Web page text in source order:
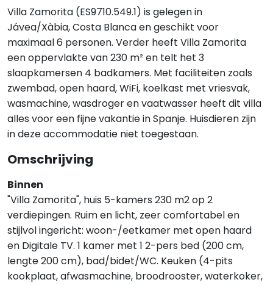
Villa Zamorita (ES9710.549.1) is gelegen in
Jávea/Xàbia, Costa Blanca en geschikt voor
maximaal 6 personen. Verder heeft Villa Zamorita
een oppervlakte van 230 m² en telt het 3
slaapkamersen 4 badkamers. Met faciliteiten zoals
zwembad, open haard, WiFi, koelkast met vriesvak,
wasmachine, wasdroger en vaatwasser heeft dit villa
alles voor een fijne vakantie in Spanje. Huisdieren zijn
in deze accommodatie niet toegestaan.
Omschrijving
Binnen
"Villa Zamorita", huis 5-kamers 230 m2 op 2
verdiepingen. Ruim en licht, zeer comfortabel en
stijlvol ingericht: woon-/eetkamer met open haard
en Digitale TV. 1 kamer met 1 2-pers bed (200 cm,
lengte 200 cm), bad/bidet/WC. Keuken (4-pits
kookplaat, afwasmachine, broodrooster, waterkoker,